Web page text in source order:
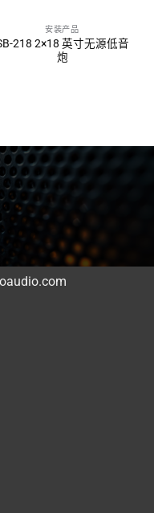
安装产品
218 2×18 英寸无源低音
炮